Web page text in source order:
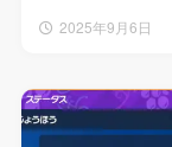
2025年9月6日